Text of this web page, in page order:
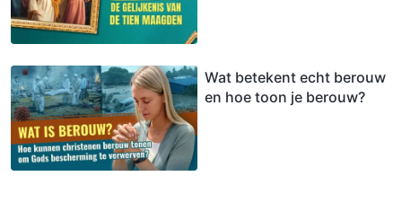
Wat betekent echt berouw
en hoe toon je berouw?